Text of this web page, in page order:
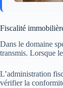
Fiscalité
Dans le domaine
transmis. Lorsque
L’administration
vérifier la